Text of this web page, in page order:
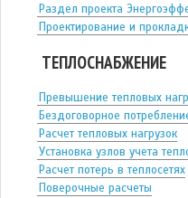
Раздел проекта
Проектирование и
ТЕПЛОСНАБЖЕНИЕ
Превышение тепловых
Бездоговорное
Расчет тепловых нагрузок
Установка узлов учета
Расчет потерь в теплосетях
Поверочные расчеты